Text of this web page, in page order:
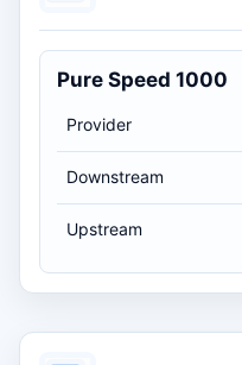
Pure Speed 1000
Provider
Downstream
Upstream